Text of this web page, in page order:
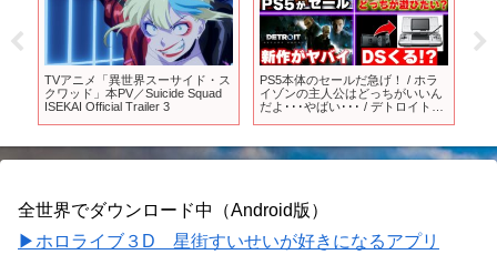
TVアニメ「異世界スーサイド・ス
クワッド」本PV／Suicide Squad
ISEKAI Official Trailer 3
PS5本体のセールだ急げ！ / ホラ
イゾンの主人公はどっちがいいん
だよ･･･やばい･･･ / デトロイトビ
全世界でダウンロード中（Android版）
▶ホロライブ３D 星街すいせいが好きになるアプリ